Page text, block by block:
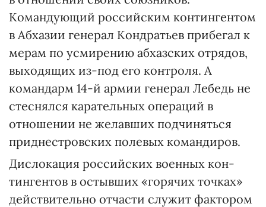
Командующий российским контингентом
в Абхазии генерал Кондратьев прибегал к
мерам по усмирению абхазских отрядов,
выходящих из-под его контроля. А
командарм 14-й армии генерал Лебедь не
стеснялся карательных операций в
отношении не желавших подчиняться
приднестровских полевых командиров.
Дислокация российских военных кон­
тингентов в остывших «горячих точках»
действительно отчасти служит фактором